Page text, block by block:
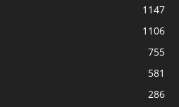
1147
1106
755
581
286